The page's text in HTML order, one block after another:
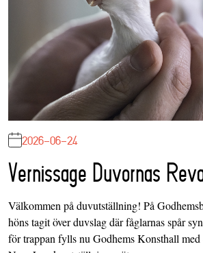
2026-06-24
Vernissage Duvornas
Välkommen på duvutställning! På
höns tagit över duvslag där fåglarnas spår
för trappan fylls nu Godhems Konsthall